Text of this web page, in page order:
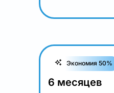
Экономия 50%
6 месяцев